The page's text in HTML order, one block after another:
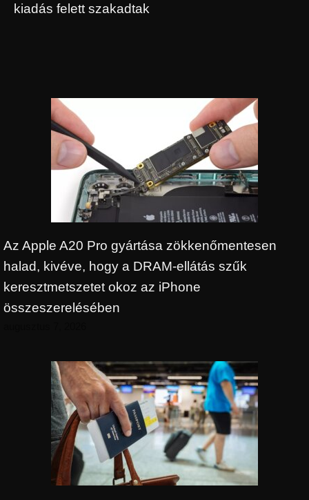
kiadás felett szakadtak
Az Apple A20 Pro gyártása zökkenőmentesen
halad, kivéve, hogy a DRAM-ellátás szűk
keresztmetszetet okoz az iPhone
összeszerelésében